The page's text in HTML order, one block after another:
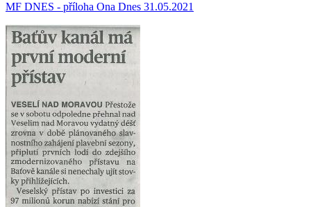
MF DNES - příloha Ona Dnes 31.05.2021